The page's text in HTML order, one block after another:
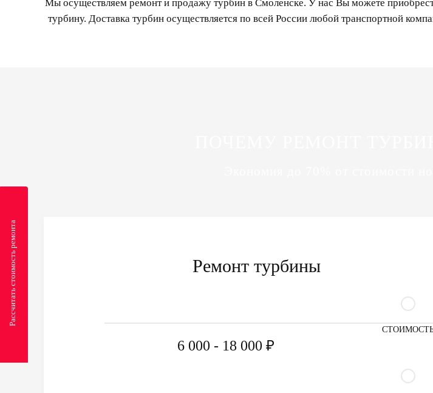
Мы осуществляем ремонт и продажу турбин в Смоленске. У нас Вы можете
турбину. Доставка турбин осуществляется по всей России любой транспортной
Ремонт турбины
6 000 - 18 000 ₽
Рассчитать стоимость ремонта